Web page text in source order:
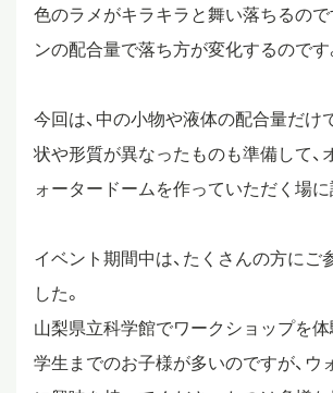
色のラメがキラキラと舞い落ちるので
ンの配合量で落ち方が変化するのです
今回は、中の小物や液体の配合量だけ
状や形質が異なったものも準備して、
ォータードームを作っていただく場に
イベント期間中は、たくさんの方にご
した。
山梨県立科学館でワークショップを
学生までのお子様が多いのですが、ウ